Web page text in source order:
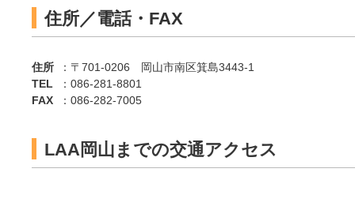
住所／電話・FAX
住所
：〒701-0206 岡山市南区箕島3443-1
TEL
：086-281-8801
FAX
：086-282-7005
LAA岡山までの交通アクセス